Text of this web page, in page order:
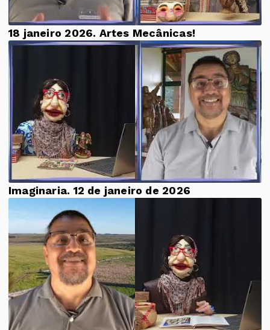
18 janeiro 2026. Artes Mecânicas!
Imaginaria. 12 de janeiro de 2026